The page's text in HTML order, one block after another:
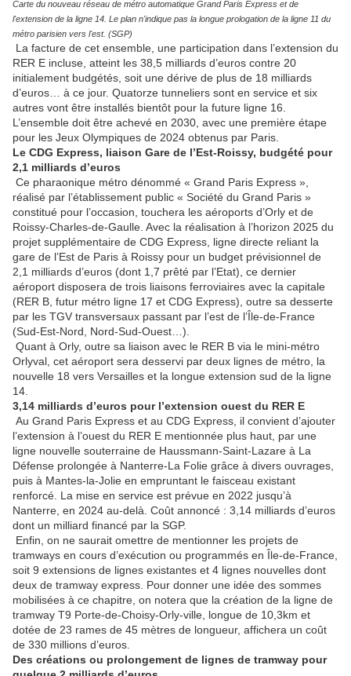
Carte du nouveau réseau de métro automatique Grand Paris Express et de
l'extension de la ligne 14. Le plan n'indique pas la longue prologation de la ligne 11 du
métro parisien vers l'est. (SGP)
La facture de cet ensemble, une participation dans l’extension du
RER E incluse, atteint les 38,5 milliards d’euros contre 20
initialement budgétés, soit une dérive de plus de 18 milliards
d’euros… à ce jour. Quatorze tunneliers sont en service et six
autres vont être installés bientôt pour la future ligne 16.
L’ensemble doit être achevé en 2030, avec une première étape
pour les Jeux Olympiques de 2024 obtenus par Paris.
Le CDG Express, liaison Gare de l’Est-Roissy, budgété pour
2,1 milliards d’euros
Ce pharaonique métro dénommé « Grand Paris Express »,
réalisé par l’établissement public « Société du Grand Paris »
constitué pour l’occasion, touchera les aéroports d’Orly et de
Roissy-Charles-de-Gaulle. Avec la réalisation à l’horizon 2025 du
projet supplémentaire de CDG Express, ligne directe reliant la
gare de l’Est de Paris à Roissy pour un budget prévisionnel de
2,1 milliards d’euros (dont 1,7 prêté par l’Etat), ce dernier
aéroport disposera de trois liaisons ferroviaires avec la capitale
(RER B, futur métro ligne 17 et CDG Express), outre sa desserte
par les TGV transversaux passant par l’est de l’Île-de-France
(Sud-Est-Nord, Nord-Sud-Ouest…).
Quant à Orly, outre sa liaison avec le RER B via le mini-métro
Orlyval, cet aéroport sera desservi par deux lignes de métro, la
nouvelle 18 vers Versailles et la longue extension sud de la ligne
14.
3,14 milliards d’euros pour l’extension ouest du RER E
Au Grand Paris Express et au CDG Express, il convient d’ajouter
l’extension à l’ouest du RER E mentionnée plus haut, par une
ligne nouvelle souterraine de Haussmann-Saint-Lazare à La
Défense prolongée à Nanterre-La Folie grâce à divers ouvrages,
puis à Mantes-la-Jolie en empruntant le faisceau existant
renforcé. La mise en service est prévue en 2022 jusqu’à
Nanterre, en 2024 au-delà. Coût annoncé : 3,14 milliards d’euros
dont un milliard financé par la SGP.
Enfin, on ne saurait omettre de mentionner les projets de
tramways en cours d’exécution ou programmés en Île-de-France,
soit 9 extensions de lignes existantes et 4 lignes nouvelles dont
deux de tramway express. Pour donner une idée des sommes
mobilisées à ce chapitre, on notera que la création de la ligne de
tramway T9 Porte-de-Choisy-Orly-ville, longue de 10,3km et
dotée de 23 rames de 45 mètres de longueur, affichera un coût
de 330 millions d’euros.
Des créations ou prolongement de lignes de tramway pour